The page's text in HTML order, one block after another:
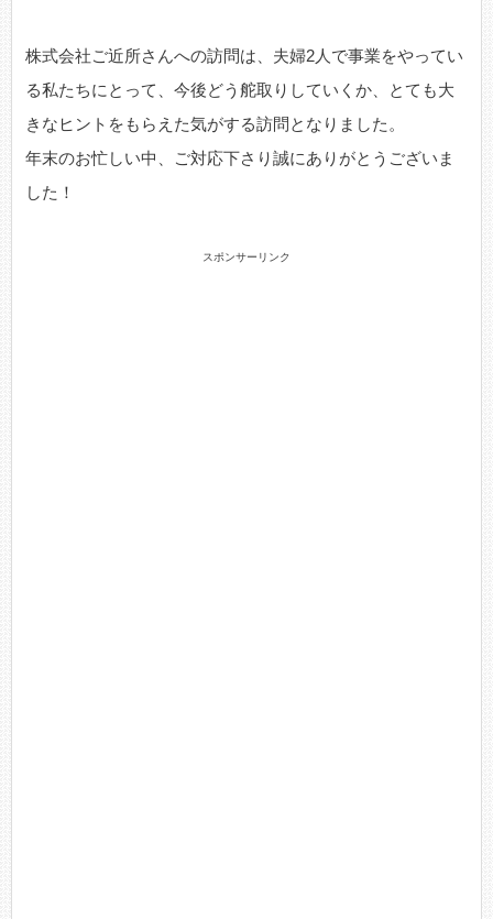
株式会社ご近所さんへの訪問は、夫婦2人で事業をやってい
る私たちにとって、今後どう舵取りしていくか、とても大
きなヒントをもらえた気がする訪問となりました。
年末のお忙しい中、ご対応下さり誠にありがとうございま
した！
スポンサーリンク